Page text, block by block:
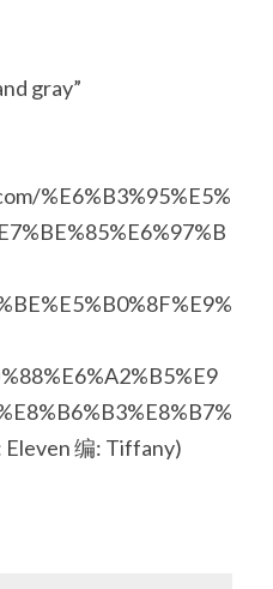
gray”
%E6%B3%95%E5%
编: Tiffany)